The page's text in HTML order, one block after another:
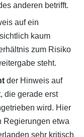
anderen betrifft.
auf ein
kaum
zum Risiko
steht.
der Hinweis auf
die gerade erst
wird. Hier
Regierungen etwa
sehr kritisch